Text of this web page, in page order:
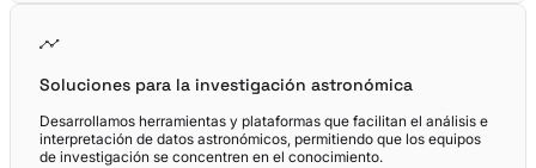
Soluciones para la investigación astronómica
Desarrollamos herramientas y plataformas que facilitan el análisis e
interpretación de datos astronómicos, permitiendo que los equipos
de investigación se concentren en el conocimiento.